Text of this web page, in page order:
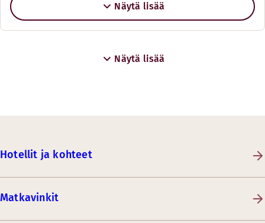
Näytä lisää
Näytä lisää
Hotellit ja kohteet
Matkavinkit